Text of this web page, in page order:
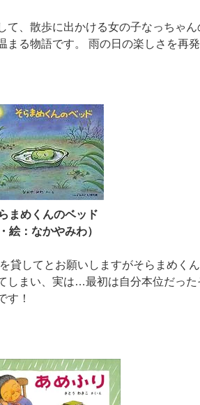
、散歩に出かける女の子なっちゃん
る物語です。 雨の日の楽しさを再
まめくんのベッド
絵：なかやみわ）
してとお願いしますがそらまめく
しまい、実は…最初は自分本位だっ
す！